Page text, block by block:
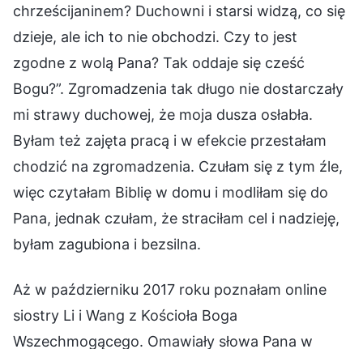
chrześcijaninem? Duchowni i starsi widzą, co się
dzieje, ale ich to nie obchodzi. Czy to jest
zgodne z wolą Pana? Tak oddaje się cześć
Bogu?”. Zgromadzenia tak długo nie dostarczały
mi strawy duchowej, że moja dusza osłabła.
Byłam też zajęta pracą i w efekcie przestałam
chodzić na zgromadzenia. Czułam się z tym źle,
więc czytałam Biblię w domu i modliłam się do
Pana, jednak czułam, że straciłam cel i nadzieję,
byłam zagubiona i bezsilna.
Aż w październiku 2017 roku poznałam online
siostry Li i Wang z Kościoła Boga
Wszechmogącego. Omawiały słowa Pana w